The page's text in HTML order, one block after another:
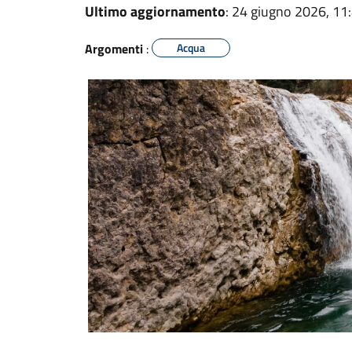
Ultimo aggiornamento: 24 giugno 2026,
Argomenti : Acqua